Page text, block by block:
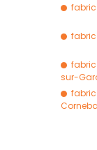
sur-